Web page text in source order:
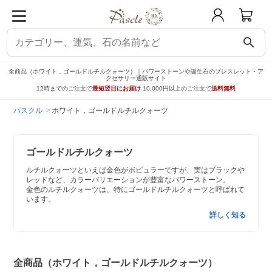
search
全商品（ホワイト，ゴールドルチルクォーツ）｜パワーストーンや誕生石のブレスレット・ア
クセサリー通販サイト
12時までのご注文で最短翌日にお届け 10,000円以上のご注文で送料無料
パスクル ホワイト，ゴールドルチルクォーツ
ゴールドルチルクォーツ
ルチルクォーツといえば金色がポピュラーですが、実はブラックや
レッドなど、カラーバリエーションが豊富なパワーストーン。
金色のルチルクォーツは、特にゴールドルチルクォーツと呼ばれて
います。
詳しく知る
全商品（ホワイト，ゴールドルチルクォーツ）